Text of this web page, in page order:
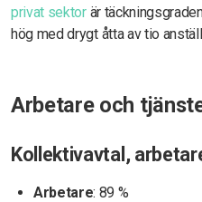
privat sektorär
hög med drygt åtta av tio
Arbetare och
Kollektivavtal,
Arbetare: 89 %